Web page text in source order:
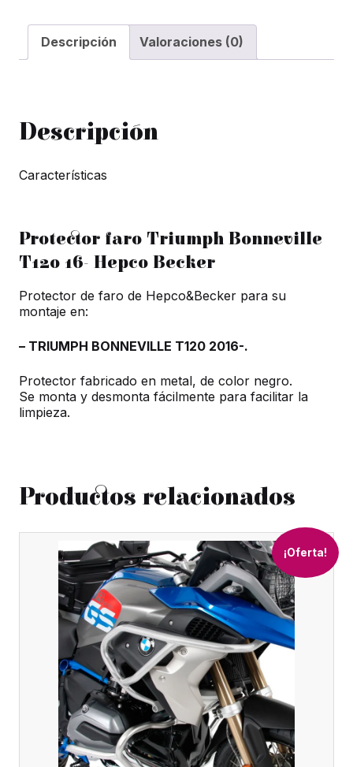
Descripción Valoraciones (0)
Descripción
Características
Protector faro Triumph Bonneville
T120 16- Hepco Becker
Protector de faro de Hepco&Becker para su
montaje en:
– TRIUMPH BONNEVILLE T120 2016-.
Protector fabricado en metal, de color negro.
Se monta y desmonta fácilmente para facilitar la
limpieza.
Productos relacionados
¡Oferta!